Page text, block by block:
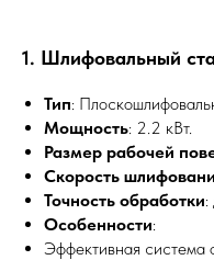
1. Шлифовальный
Тип:
Мощность: 2.2 кВт.
Размер рабочей
Скорость
Точность обработки:
Особенности:
Эффективная система